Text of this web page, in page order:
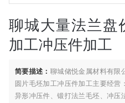
聊城大量法兰盘
加工冲压件加工
简要描述： 聊城储悦金属材料有限
圆片毛坯加工冲压件加工主要经营
异形冲压件、锻打法兰毛坯、冲压